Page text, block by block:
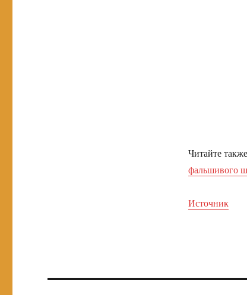
Читайте
фальшивого
Источник